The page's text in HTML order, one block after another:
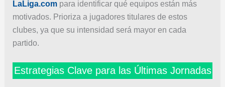
LaLiga.compara identificar qué equipos están más
motivados. Prioriza a jugadores titulares de estos
clubes, ya que su intensidad será mayor en cada
partido.
Estrategias Clave para las Últimas Jornadas